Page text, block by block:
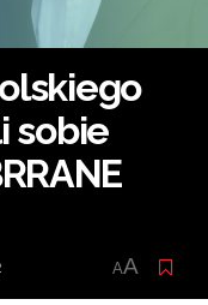
sobie
AA